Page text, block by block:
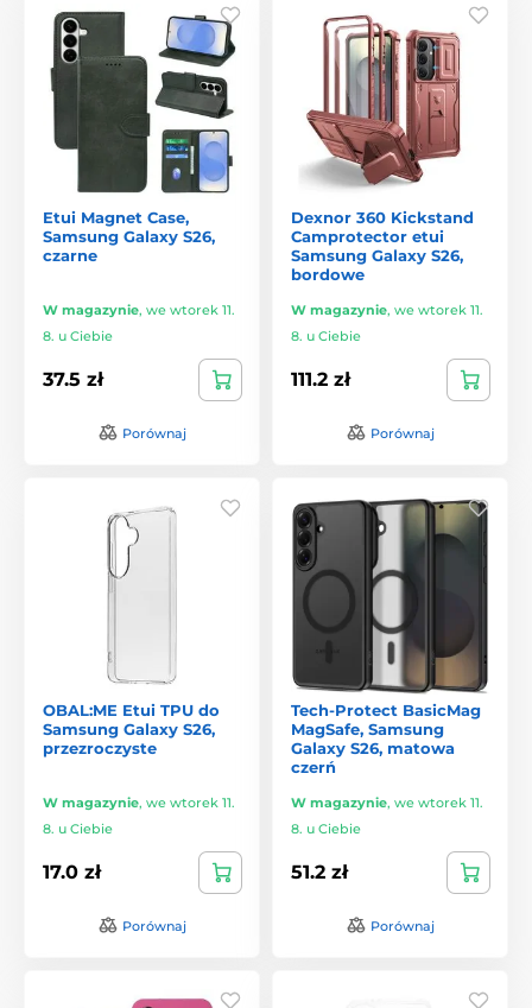
Etui Magnet Case,
Samsung Galaxy S26,
czarne
W magazynie, we wtorek 11.
8. u Ciebie
37.5 zł
Porównaj
Dexnor 360 Kickstand
Camprotector etui
Samsung Galaxy S26,
bordowe
W magazynie, we wtorek 11.
8. u Ciebie
111.2 zł
Porównaj
OBAL:ME Etui TPU do
Samsung Galaxy S26,
przezroczyste
W magazynie, we wtorek 11.
8. u Ciebie
17.0 zł
Porównaj
Tech-Protect BasicMag
MagSafe, Samsung
Galaxy S26, matowa
czerń
W magazynie, we wtorek 11.
8. u Ciebie
51.2 zł
Porównaj